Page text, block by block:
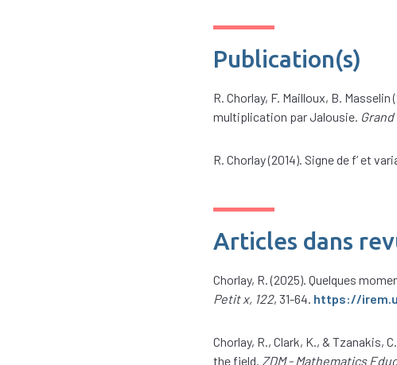
Publication(s)
R. Chorlay, F. Mailloux, B.
multiplication par Jalousie. Grand
R. Chorlay (2014). Signe de f’ et
Articles dans
Chorlay, R. (2025). Quelques
Petit x, 122, 31-64. https://
Chorlay, R., Clark, K., &
the field. ZDM - Mathematics